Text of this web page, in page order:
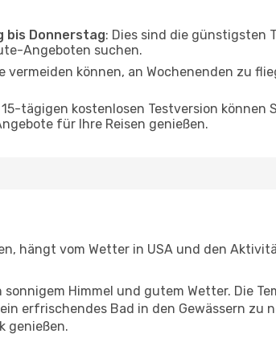
bis Donnerstag: Dies sind die günstigsten
Angeboten suchen.
vermeiden können, an Wochenenden zu
tägigen kostenlosen Testversion können
für Ihre Reisen genießen.
hängt vom Wetter in USA und den
Himmel und gutem Wetter. Die
erfrischendes Bad in den Gewässern zu
genießen.